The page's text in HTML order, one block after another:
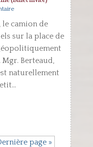
le camion de
sur la place de
Berteaud,
naturellement
page »